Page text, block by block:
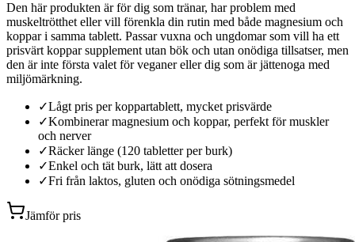
Den här produkten är för dig som tränar, har problem med
muskeltrötthet eller vill förenkla din rutin med både magnesium och
koppar i samma tablett. Passar vuxna och ungdomar som vill ha ett
prisvärt koppar supplement utan bök och utan onödiga tillsatser, men
den är inte första valet för veganer eller dig som är jättenoga med
miljömärkning.
✓Lågt pris per koppartablett, mycket prisvärde
✓Kombinerar magnesium och koppar, perfekt för muskler
och nerver
✓Räcker länge (120 tabletter per burk)
✓Enkel och tät burk, lätt att dosera
✓Fri från laktos, gluten och onödiga sötningsmedel
Jämför pris